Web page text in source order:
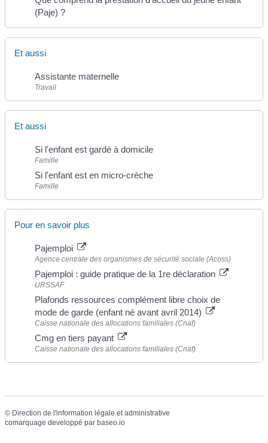
(Paje) ?
Et aussi
Assistante maternelle
Travail
Et aussi
Si l'enfant est gardé à domicile
Famille
Si l'enfant est en micro-crèche
Famille
Pour en savoir plus
Pajemploi
Agence centrale des organismes de sécurité sociale (Acoss)
Pajemploi : guide pratique de la 1re déclaration
URSSAF
Plafonds ressources complément libre choix de
mode de garde (enfant né avant avril 2014)
Caisse nationale des allocations familiales (Cnaf)
Cmg en tiers payant
Caisse nationale des allocations familiales (Cnaf)
© Direction de l'information légale et administrative
comarquage developpé par baseo.io